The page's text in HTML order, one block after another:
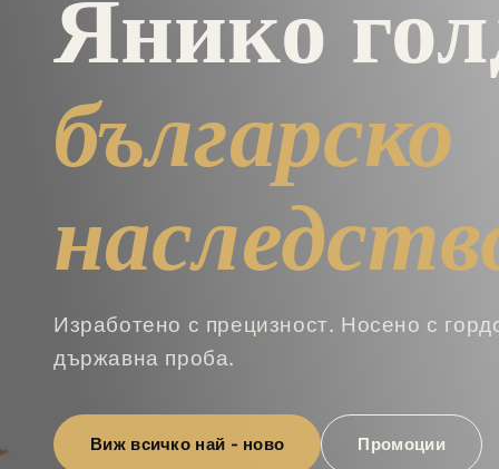
YANIKO GOLD · 14К ЗЛАТО
Yaniko
Разгледайте дизайни от света на
превръщайки ги в достъпни и стилни
Разгледай колекцията Нови